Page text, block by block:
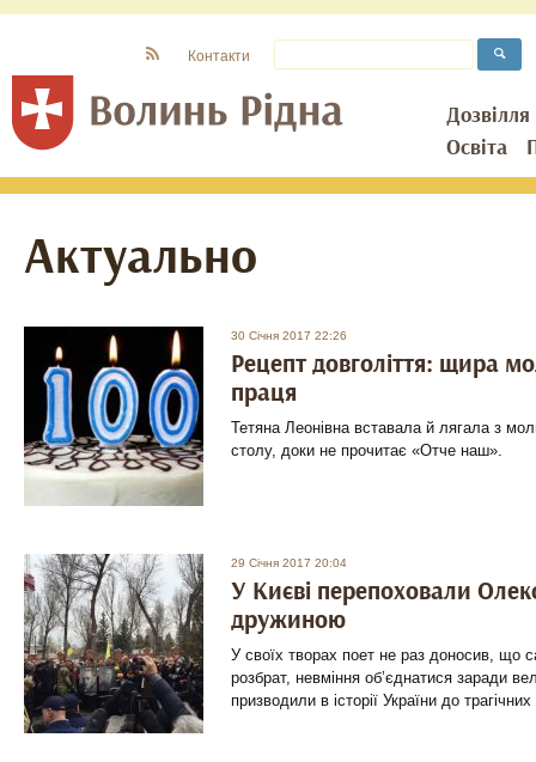
Дозвілля
Освіта
Контакти
Актуально
30 Січня 2017 22:26
Рецепт довголіття: щира
праця
Тетяна Леонівна вставала й лягала з
столу, доки не прочитає «Отче наш».
29 Січня 2017 20:04
У Києві перепоховали
дружиною
У своїх творах поет не раз доносив, що
розбрат, невміння об’єднатися заради
призводили в історії України до трагічних